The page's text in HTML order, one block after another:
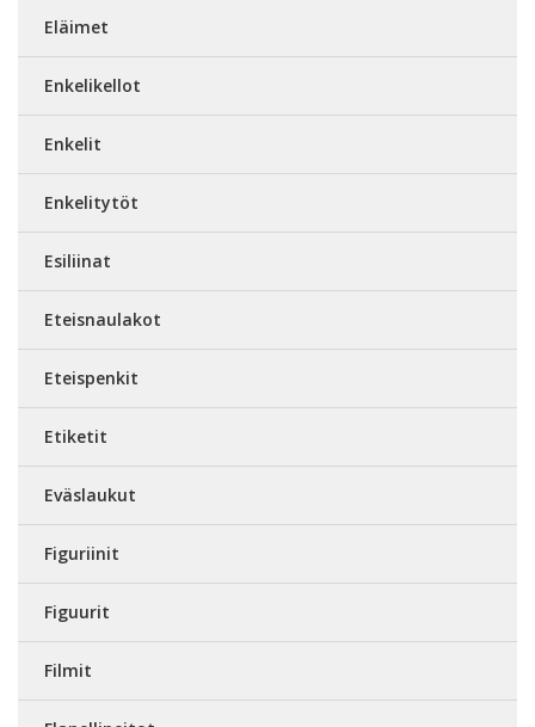
Eläimet
Enkelikellot
Enkelit
Enkelitytöt
Esiliinat
Eteisnaulakot
Eteispenkit
Etiketit
Eväslaukut
Figuriinit
Figuurit
Filmit